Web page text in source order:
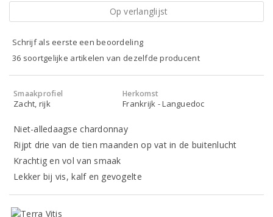
Op verlanglijst
Schrijf als eerste een beoordeling
36 soortgelijke artikelen van dezelfde producent
Smaakprofiel
Zacht, rijk
Herkomst
Frankrijk - Languedoc
Niet-alledaagse chardonnay
Rijpt drie van de tien maanden op vat in de buitenlucht
Krachtig en vol van smaak
Lekker bij vis, kalf en gevogelte